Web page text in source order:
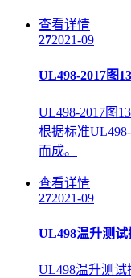
查看详情
272021-09
UL498-2017图
UL498-2017图
根据标准
而成。
查看详情
272021-09
UL498温升测试
UL498温升测试